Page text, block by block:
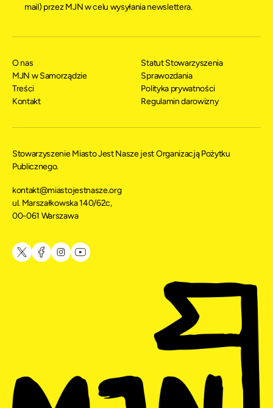
mail) przez MJN w celu wysyłania newslettera.
Stowarzyszenie Miasto Jest Nasze jest Organizacją Pożytku
Publicznego.
kontakt@miastojestnasze.org
ul. Marszałkowska 140/62c,
00-061 Warszawa
O nas
MJN w Samorządzie
Treści
Kontakt
Statut Stowarzyszenia
Sprawozdania
Polityka prywatności
Regulamin darowizny